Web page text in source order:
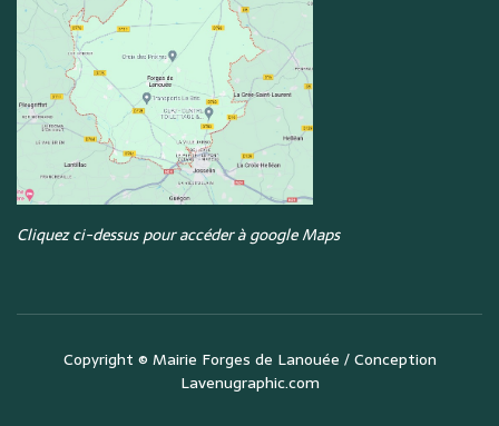
Cliquez ci-dessus pour accéder à google Maps
Copyright © Mairie Forges de Lanouée / Conception
Lavenugraphic.com